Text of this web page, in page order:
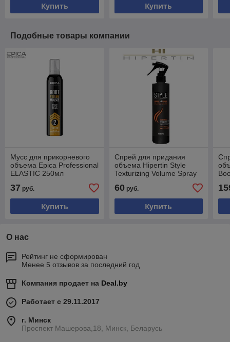
Купить Купить
Подобные товары компании
Мусс для прикорневого
объема Epica Professional
ELASTIC 250мл
37 руб.
Купить
Спрей для придания
объема Hipertin Style
Texturizing Volume Spray
60руб.
Купить
О нас
Рейтинг не сформирован
Менее 5 отзывов за последний год
Компания продает на Deal.by
Работает с 29.11.2017
г. Минск
Проспект Машерова,18, Минск, Беларусь